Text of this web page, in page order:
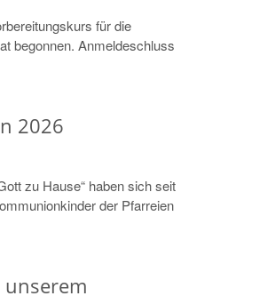
für die
begonnen. Anmeldeschluss
2026
zu Hause“ haben sich seit
der Pfarreien